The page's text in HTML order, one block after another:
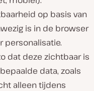
op basis van
is in de browser
personalisatie.
dat deze zichtbaar is
data, zoals
alleen tijdens